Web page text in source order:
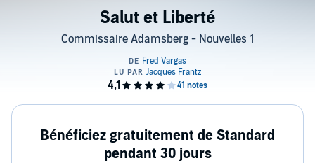
Salut et Liberté
Commissaire Adamsberg - Nouvelles 1
Bénéficiez gratuitement de Standard
pendant 30 jours